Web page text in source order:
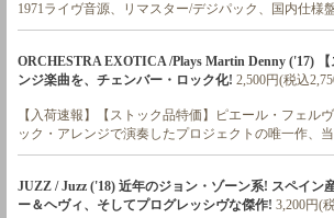
1971ライヴ音源、リマスター/デジパック、国内仕様
ORCHESTRA EXOTICA /Plays Martin Denny ('17)
ンジ楽曲を、チェンバー・ロック化! 2,500円(税込
【入荷速報】【ストック品特価】ピエール・フェ
ック・アレンジで演奏したプロジェクトの唯一作、
JUZZ / Juzz ('18) 近年のジョン・ゾーン系! スペイ
ー＆ヘヴィ、そしてプログレッシヴな傑作! 3,200円(